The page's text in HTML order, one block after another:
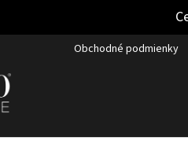
Obchodné podmienky